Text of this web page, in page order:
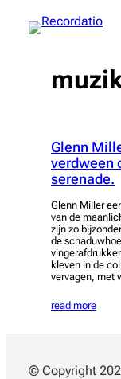
naar
Glenn
verdween
serenade.
Glenn Miller
van de
zijn zo
de
kleven in de
vervagen, met
read more
© Copyright